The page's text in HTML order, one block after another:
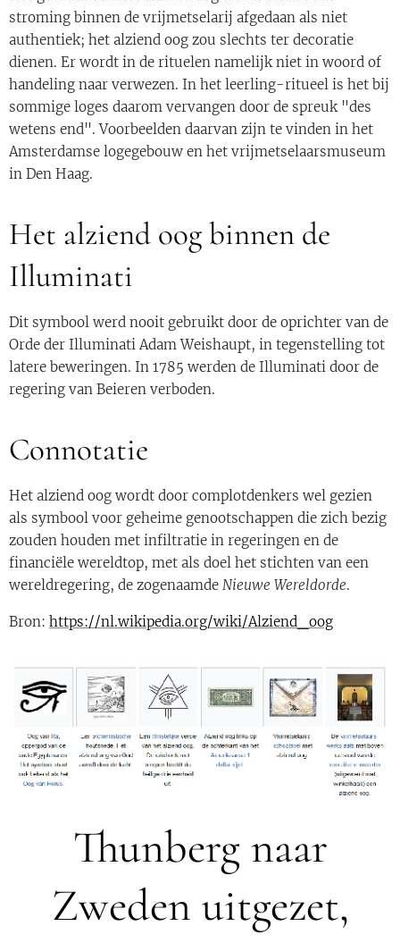
stroming binnen de vrijmetselarij afgedaan als niet
authentiek; het alziend oog zou slechts ter decoratie
dienen. Er wordt in de rituelen namelijk niet in woord of
handeling naar verwezen. In het leerling-ritueel is het bij
sommige loges daarom vervangen door de spreuk "des
wetens end". Voorbeelden daarvan zijn te vinden in het
Amsterdamse logegebouw en het vrijmetselaarsmuseum
in Den Haag.
Het alziend oog binnen de
Illuminati
Dit symbool werd nooit gebruikt door de oprichter van de
Orde der Illuminati Adam Weishaupt, in tegenstelling tot
latere beweringen. In 1785 werden de Illuminati door de
regering van Beieren verboden.
Connotatie
Het alziend oog wordt door complotdenkers wel gezien
als symbool voor geheime genootschappen die zich bezig
zouden houden met infiltratie in regeringen en de
financiële wereldtop, met als doel het stichten van een
wereldregering, de zogenaamde Nieuwe Wereldorde.
Bron: https://nl.wikipedia.org/wiki/Alziend_oog
Thunberg naar
Zweden uitgezet,